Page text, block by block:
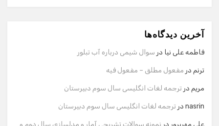
آخرین دیدگاه‌ها
فاطمه علی نیا در سوال شیمی درباره آب تبلور
ترنم در مفعول مطلق – مفعول فیه
مریم در ترجمه لغات انگلیسی سال سوم دبیرستان
nasrin در ترجمه لغات انگلیسی سال سوم دبیرستان
علی مهرپرور در نمونه سوالات تشریحی آمار و مدلسازی سال دوم و
سلام! برای شروع گفت‌وگو لطفاً شماره تماس یا ایمیل خود را
وارد کنید.